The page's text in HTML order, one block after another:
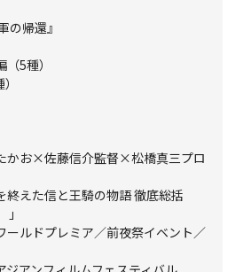
の帰還』
5種）
お×佐藤信介監督×松橋真三プロ
終えた信と王騎の物語 徹底総括
ルドプレミア／前夜祭イベント／